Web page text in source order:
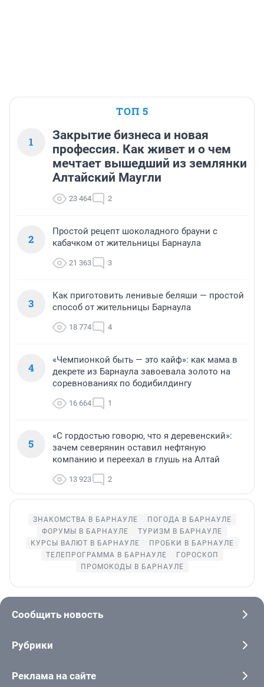
ТОП 5
1
Закрытие бизнеса и новая
профессия. Как живет и о чем
мечтает вышедший из землянки
Алтайский Маугли
23 464 2
2
Простой рецепт шоколадного брауни с
кабачком от жительницы Барнаула
21 363 3
3
Как приготовить ленивые беляши — простой
способ от жительницы Барнаула
18 774 4
4
«Чемпионкой быть — это кайф»: как мама в
декрете из Барнаула завоевала золото на
соревнованиях по бодибилдингу
16 664 1
5
«С гордостью говорю, что я деревенский»:
зачем северянин оставил нефтяную
компанию и переехал в глушь на Алтай
13 923 2
ЗНАКОМСТВА В БАРНАУЛЕ
ПОГОДА В БАРНАУЛЕ
ФОРУМЫ В БАРНАУЛЕ
ТУРИЗМ В БАРНАУЛЕ
КУРСЫ ВАЛЮТ В БАРНАУЛЕ
ПРОБКИ В БАРНАУЛЕ
ТЕЛЕПРОГРАММА В БАРНАУЛЕ
ГОРОСКОП
ПРОМОКОДЫ В БАРНАУЛЕ
Сообщить новость
Рубрики
Реклама на сайте